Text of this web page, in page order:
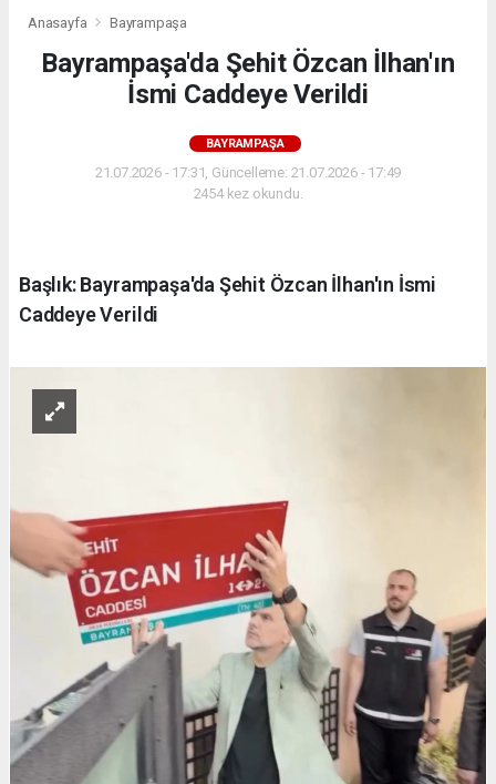
Anasayfa Bayrampaşa
Bayrampaşa'da Şehit Özcan İlhan'ın
İsmi Caddeye Verildi
BAYRAMPAŞA
21.07.2026 - 17:31, Güncelleme: 21.07.2026 - 17:49
2454 kez okundu.
Başlık: Bayrampaşa'da Şehit Özcan İlhan'ın İsmi
Caddeye Verildi